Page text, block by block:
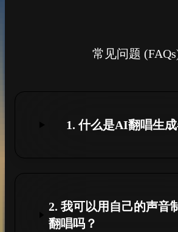
常见问题
1. 什么是AI翻唱生成
2. 我可以用自己的声音
翻唱吗？